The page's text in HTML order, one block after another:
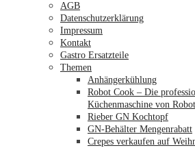
AGB
Datenschutzerklärung
Impressum
Kontakt
Gastro Ersatzteile
Themen
Anhängerkühlung
Robot Cook – Die
Küchenmaschine von
Rieber GN Kochtopf
GN-Behälter Mengenrabatt
Crepes verkaufen auf